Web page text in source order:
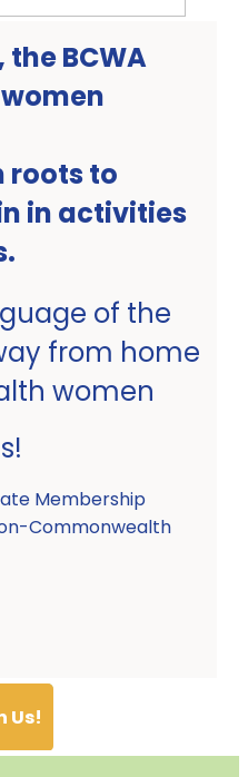
the BCWA
roots to
in activities
of the
from home
women
Membership
Commonwealth
Us!